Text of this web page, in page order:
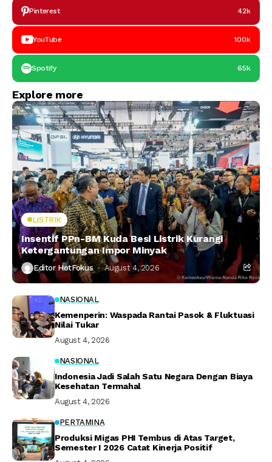
Pinterest 42k
YouTube 100k
Spotify 65k
Explore more
LISTRIK
Insentif PPn-BM Kuda Besi Listrik Kurangi
Ketergantungan Impor Minyak
Editor HotFokus August 4, 2026
NASIONAL
Kemenperin: Waspada Rantai Pasok & Fluktuasi
Nilai Tukar
August 4, 2026
NASIONAL
Indonesia Jadi Salah Satu Negara Dengan Biaya
Kesehatan Termahal
August 4, 2026
PERTAMINA
Produksi Migas PHI Tembus di Atas Target,
Semester I 2026 Catat Kinerja Positif